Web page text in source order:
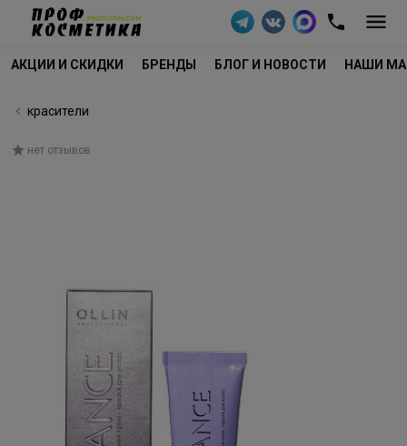
АКЦИИ И СКИДКИ БРЕНДЫ БЛОГ И НОВОСТИ НАШИ
красители
нет отзывов